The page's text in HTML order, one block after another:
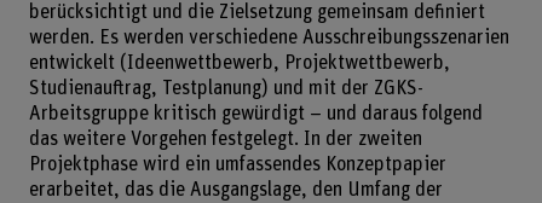
berücksichtigt und die Zielsetzung gemeinsam definiert
werden. Es werden verschiedene Ausschreibungsszenarien
entwickelt (Ideenwettbewerb, Projektwettbewerb,
Studienauftrag, Testplanung) und mit der ZGKS-
Arbeitsgruppe kritisch gewürdigt – und daraus folgend
das weitere Vorgehen festgelegt. In der zweiten
Projektphase wird ein umfassendes Konzeptpapier
erarbeitet, das die Ausgangslage, den Umfang der